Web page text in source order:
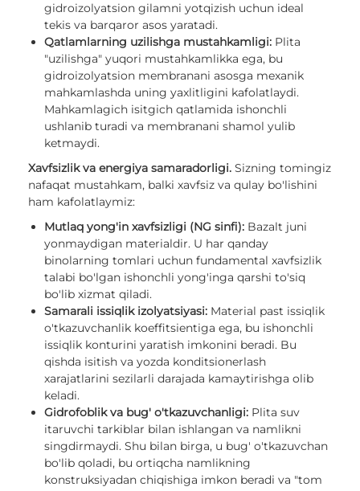
gidroizolyatsion gilamni yotqizish uchun ideal
tekis va barqaror asos yaratadi.
Qatlamlarning uzilishga mustahkamligi: Plita
"uzilishga" yuqori mustahkamlikka ega, bu
gidroizolyatsion membranani asosga mexanik
mahkamlashda uning yaxlitligini kafolatlaydi.
Mahkamlagich isitgich qatlamida ishonchli
ushlanib turadi va membranani shamol yulib
ketmaydi.
Xavfsizlik va energiya samaradorligi. Sizning tomingiz
nafaqat mustahkam, balki xavfsiz va qulay bo'lishini
ham kafolatlaymiz:
Mutlaq yong'in xavfsizligi (NG sinfi): Bazalt juni
yonmaydigan materialdir. U har qanday
binolarning tomlari uchun fundamental xavfsizlik
talabi bo'lgan ishonchli yong'inga qarshi to'siq
bo'lib xizmat qiladi.
Samarali issiqlik izolyatsiyasi: Material past issiqlik
o'tkazuvchanlik koeffitsientiga ega, bu ishonchli
issiqlik konturini yaratish imkonini beradi. Bu
qishda isitish va yozda konditsionerlash
xarajatlarini sezilarli darajada kamaytirishga olib
keladi.
Gidrofoblik va bug' o'tkazuvchanligi: Plita suv
itaruvchi tarkiblar bilan ishlangan va namlikni
singdirmaydi. Shu bilan birga, u bug' o'tkazuvchan
bo'lib qoladi, bu ortiqcha namlikning
konstruksiyadan chiqishiga imkon beradi va "tom